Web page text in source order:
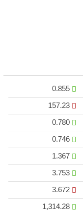
0.855
157.23
0.780
0.746
1.367
3.753
3.672
1,314.28